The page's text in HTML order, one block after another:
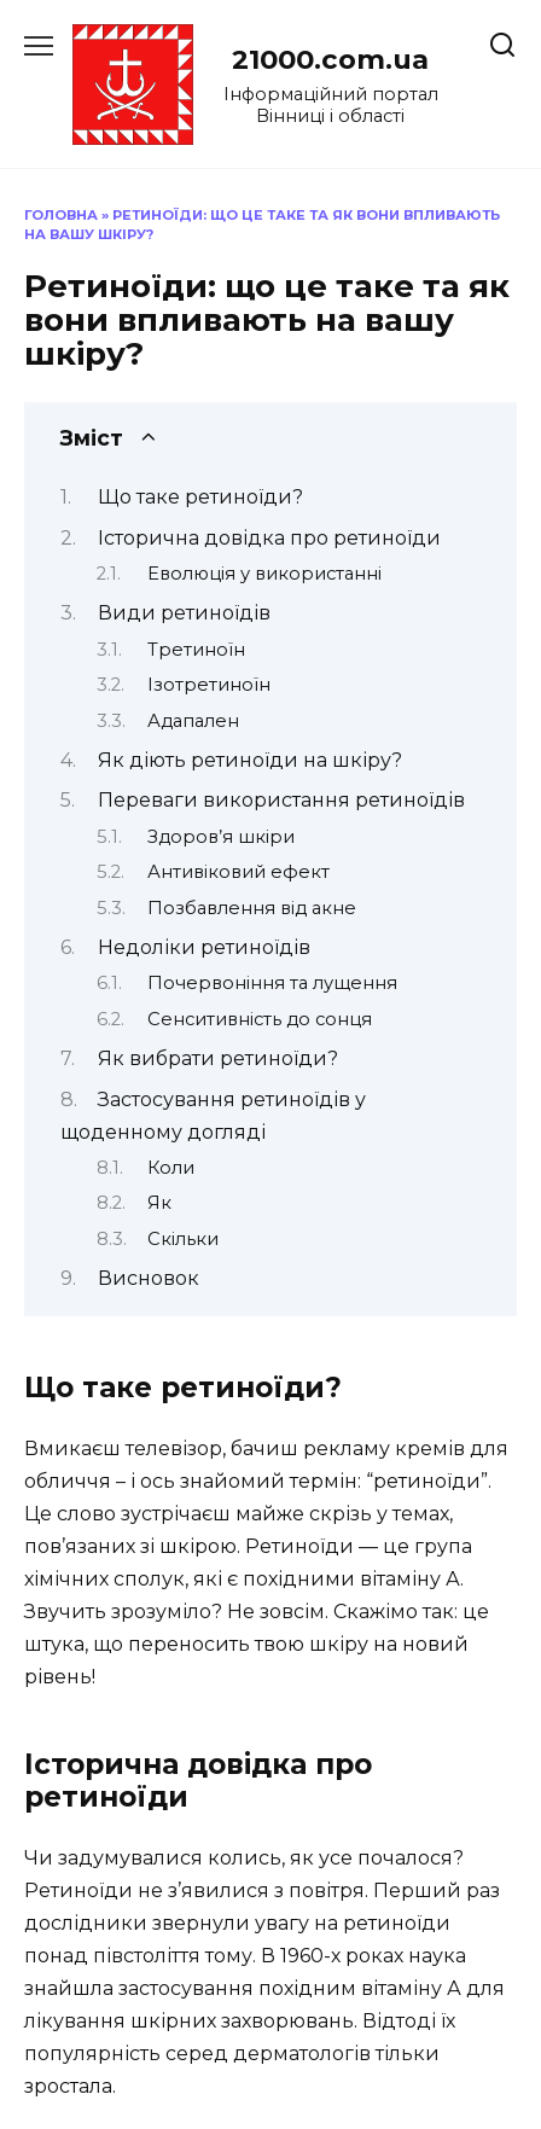
до
21000.com.ua
Інформаційний портал
Вінниці і області
ГОЛОВНА » РЕТИНОЇДИ: ЩО ЦЕ ТАКЕ ТА ЯК ВОНИ ВПЛИВАЮТЬ
НА ВАШУ ШКІРУ?
Ретиноїди: що це таке та як
вони впливають на вашу
шкіру?
Зміст
Що таке ретиноїди?
Історична довідка про ретиноїди
Еволюція у використанні
Види ретиноїдів
Третиноїн
Ізотретиноїн
Адапален
Як діють ретиноїди на шкіру?
Переваги використання ретиноїдів
Здоров’я шкіри
Антивіковий ефект
Позбавлення від акне
Недоліки ретиноїдів
Почервоніння та лущення
Сенситивність до сонця
Як вибрати ретиноїди?
Застосування ретиноїдів у
щоденному догляді
Коли
Як
Скільки
Висновок
Що таке ретиноїди?
Вмикаєш телевізор, бачиш рекламу кремів для
обличчя – і ось знайомий термін: “ретиноїди”.
Це слово зустрічаєш майже скрізь у темах,
пов’язаних зі шкірою. Ретиноїди — це група
хімічних сполук, які є похідними вітаміну А.
Звучить зрозуміло? Не зовсім. Скажімо так: це
штука, що переносить твою шкіру на новий
рівень!
Історична довідка про
ретиноїди
Чи задумувалися колись, як усе почалося?
Ретиноїди не з’явилися з повітря. Перший раз
дослідники звернули увагу на ретиноїди
понад півстоліття тому. В 1960-х роках наука
знайшла застосування похідним вітаміну А для
лікування шкірних захворювань. Відтоді їх
популярність серед дерматологів тільки
зростала.